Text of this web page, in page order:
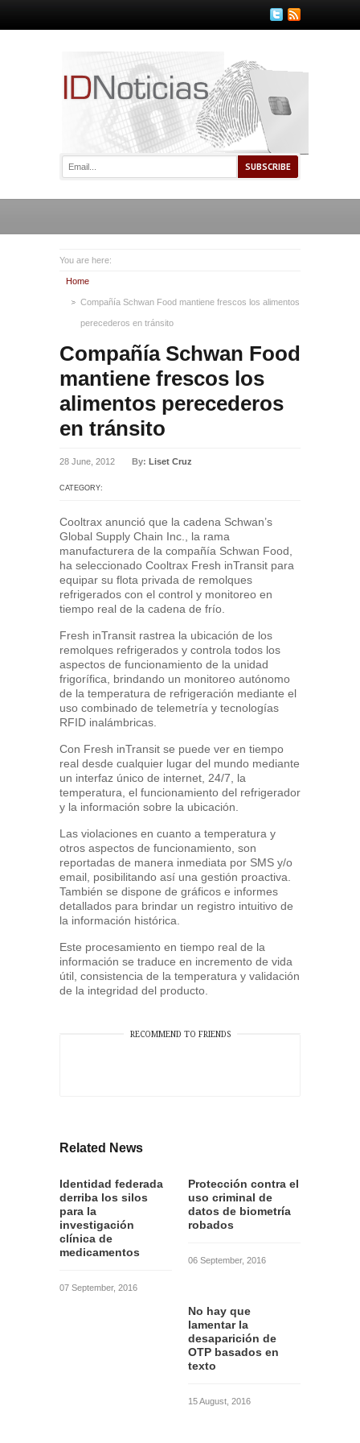
You are here:
Home
Compañía Schwan Food mantiene frescos los alimentos
perecederos en tránsito
Compañía Schwan Food
mantiene frescos los
alimentos perecederos
en tránsito
28 June, 2012 By: Liset Cruz
CATEGORY:
Cooltrax anunció que la cadena Schwan’s
Global Supply Chain Inc., la rama
manufacturera de la compañía Schwan Food,
ha seleccionado Cooltrax Fresh inTransit para
equipar su flota privada de remolques
refrigerados con el control y monitoreo en
tiempo real de la cadena de frío.
Fresh inTransit rastrea la ubicación de los
remolques refrigerados y controla todos los
aspectos de funcionamiento de la unidad
frigorífica, brindando un monitoreo autónomo
de la temperatura de refrigeración mediante el
uso combinado de telemetría y tecnologías
RFID inalámbricas.
Con Fresh inTransit se puede ver en tiempo
real desde cualquier lugar del mundo mediante
un interfaz único de internet, 24/7, la
temperatura, el funcionamiento del refrigerador
y la información sobre la ubicación.
Las violaciones en cuanto a temperatura y
otros aspectos de funcionamiento, son
reportadas de manera inmediata por SMS y/o
email, posibilitando así una gestión proactiva.
También se dispone de gráficos e informes
detallados para brindar un registro intuitivo de
la información histórica.
Este procesamiento en tiempo real de la
información se traduce en incremento de vida
útil, consistencia de la temperatura y validación
de la integridad del producto.
RECOMMEND TO FRIENDS
Related News
Identidad federada
derriba los silos
para la
investigación
clínica de
medicamentos
07 September, 2016
Protección contra el
uso criminal de
datos de biometría
robados
06 September, 2016
No hay que
lamentar la
desaparición de
OTP basados en
texto
15 August, 2016